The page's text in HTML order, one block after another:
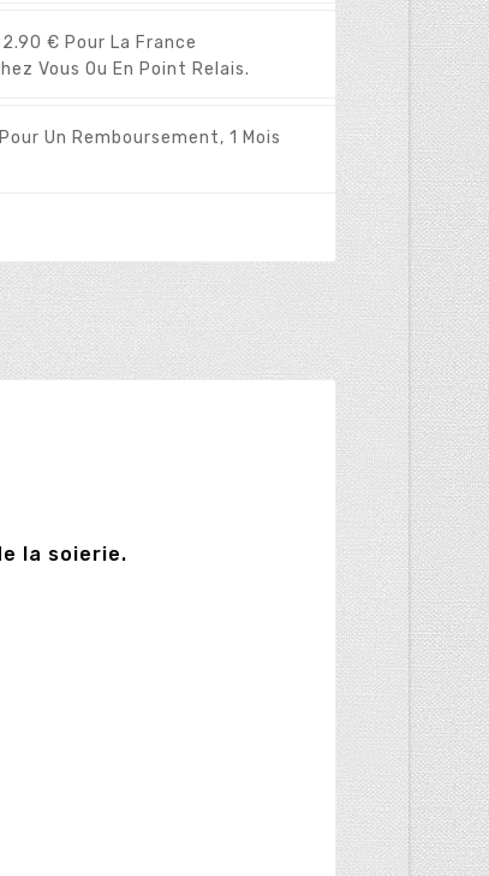
2.90 € Pour La France
Vous Ou En Point Relais.
Un Remboursement, 1 Mois
la soierie.